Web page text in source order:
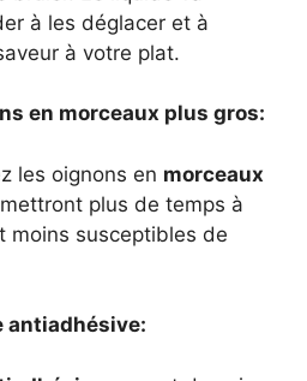
à les déglacer et à
à votre plat.
en morceaux plus gros:
les oignons en morceaux
plus de temps à
moins susceptibles de
antiadhésive: